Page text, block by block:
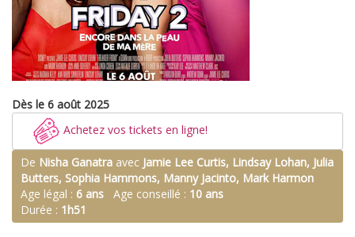
Dès le 6 août 2025
Achetez vos tickets en ligne!
De Nisha Ganatra avec Jamie Lee Curtis, Lindsay Lohan, Julia
Butters, Sophia Hammons, Manny Jacinto, Mark Harmon
Age légal : 6 ans Age conseillé : 10 ans
Durée : 1h51